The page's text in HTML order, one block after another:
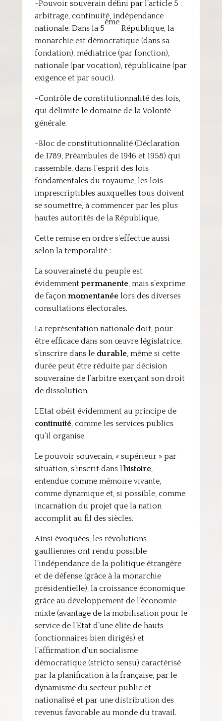
-Pouvoir souverain défini par l’article 5 :
arbitrage, continuité, indépendance
nationale. Dans la 5
ème
République, la
monarchie est démocratique (dans sa
fondation), médiatrice (par fonction),
nationale (par vocation), républicaine (par
exigence et par souci).
-Contrôle de constitutionnalité des lois,
qui délimite le domaine de la Volonté
générale.
-Bloc de constitutionnalité (Déclaration
de 1789, Préambules de 1946 et 1958) qui
rassemble, dans l’esprit des lois
fondamentales du royaume, les lois
imprescriptibles auxquelles tous doivent
se soumettre, à commencer par les plus
hautes autorités de la République.
Cette remise en ordre s’effectue aussi
selon la temporalité :
La souveraineté du peuple est
évidemmentpermanente, mais s’exprime
de façon momentanéelors des diverses
consultations électorales.
La représentation nationale doit, pour
être efficace dans son œuvre législatrice,
s’inscrire dans le durable, même si cette
durée peut être réduite par décision
souveraine de l’arbitre exerçant son droit
de dissolution.
L’Etat obéit évidemment au principe de
continuité, comme les services publics
qu’il organise.
Le pouvoir souverain, « supérieur » par
situation, s’inscrit dans l’histoire,
entendue comme mémoire vivante,
comme dynamique et, si possible, comme
incarnation du projet que la nation
accomplit au fil des siècles.
Ainsi évoquées, les révolutions
gaulliennes ont rendu possible
l’indépendance de la politique étrangère
et de défense (grâce à la monarchie
présidentielle), la croissance économique
grâce au développement de l’économie
mixte (avantage de la mobilisation pour le
service de l’Etat d’une élite de hauts
fonctionnaires bien dirigés) et
l’affirmation d’un socialisme
démocratique (stricto sensu) caractérisé
par la planification à la française, par le
dynamisme du secteur public et
nationalisé et par une distribution des
revenus favorable au monde du travail.